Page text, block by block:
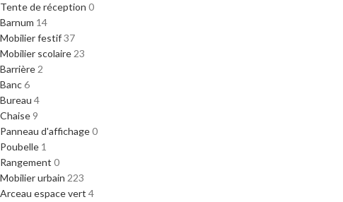
Tente de réception 0
Barnum 14
Mobilier festif37
Mobilier scolaire 23
Barrière 2
Banc6
Bureau 4
Chaise 9
Panneau d'affichage0
Poubelle 1
Rangement 0
Mobilier urbain 223
Arceau espace vert 4